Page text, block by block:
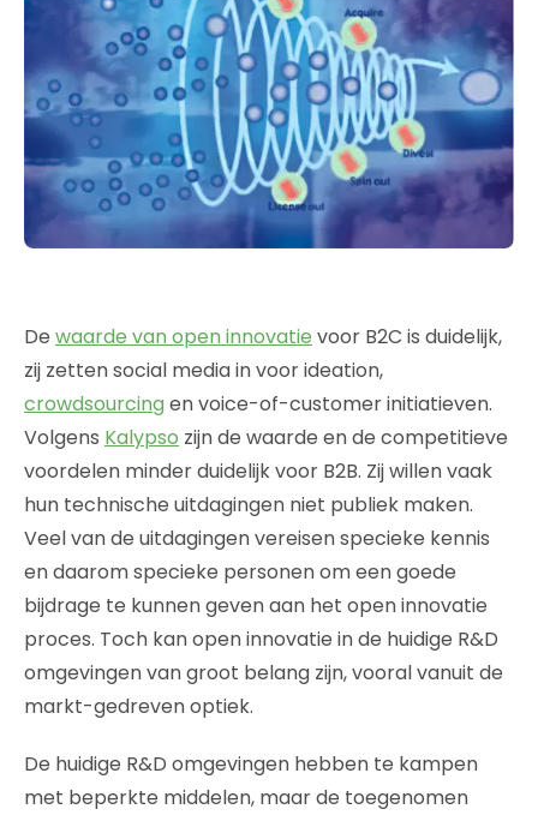
De waarde van open innovatie voor B2C is duidelijk,
zij zetten social media in voor ideation,
crowdsourcing en voice-of-customer initiatieven.
Volgens Kalypso zijn de waarde en de competitieve
voordelen minder duidelijk voor B2B. Zij willen vaak
hun technische uitdagingen niet publiek maken.
Veel van de uitdagingen vereisen specieke kennis
en daarom specieke personen om een goede
bijdrage te kunnen geven aan het open innovatie
proces. Toch kan open innovatie in de huidige R&D
omgevingen van groot belang zijn, vooral vanuit de
markt-gedreven optiek.
De huidige R&D omgevingen hebben te kampen
met beperkte middelen, maar de toegenomen